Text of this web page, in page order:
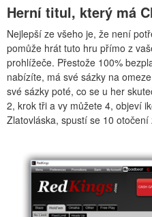
Herní titul, který má
Nejlepší ze všeho je, že není
pomůže hrát tuto hru přímo z
prohlížeče. Přestože 100%
nabízíte, má své sázky na
své sázky poté, co se u her
2, krok tři a vy můžete 4, objeví
Zlatovláska, spustí se 10 otočení